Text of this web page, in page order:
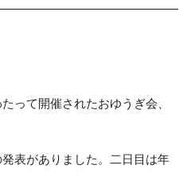
って開催されたおゆうぎ会、
表がありました。二日目は年